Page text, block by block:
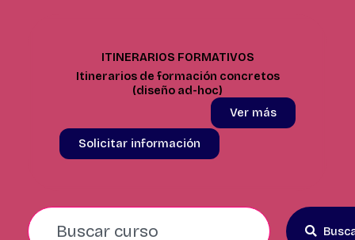
ITINERARIOS FORMATIVOS
Itinerarios de formación concretos
(diseño ad-hoc)
Ver más
Solicitar información
Search